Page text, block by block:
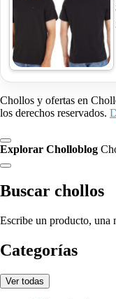
Chollos y ofertas en
los derechos reservados.
Explorar Cholloblog
Buscar chollos
Escribe un producto, una
Categorías
Ver todas